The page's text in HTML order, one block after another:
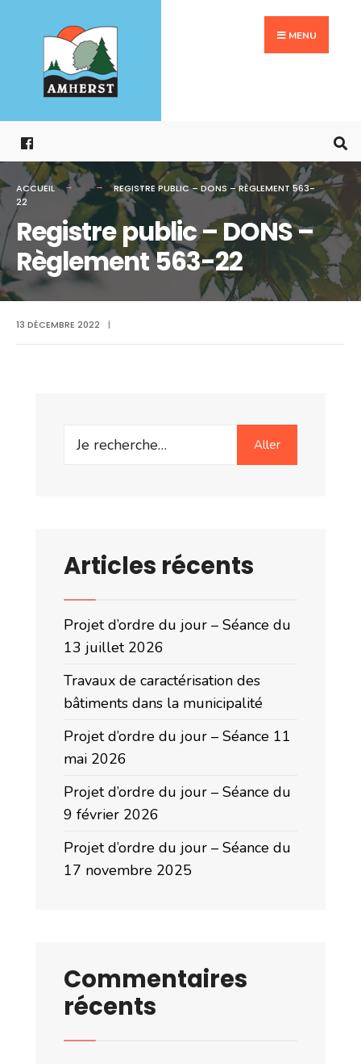
contenu
MENU
ACCUEIL
REGISTRE PUBLIC – DONS – RÈGLEMENT 563-
22
Registre public – DONS –
Règlement 563-22
13 DÉCEMBRE 2022 |
Search
Aller
Articles récents
Projet d’ordre du jour – Séance du
13 juillet 2026
Travaux de caractérisation des
bâtiments dans la municipalité
Projet d’ordre du jour – Séance 11
mai 2026
Projet d’ordre du jour – Séance du
9 février 2026
Projet d’ordre du jour – Séance du
17 novembre 2025
Commentaires
récents
for: